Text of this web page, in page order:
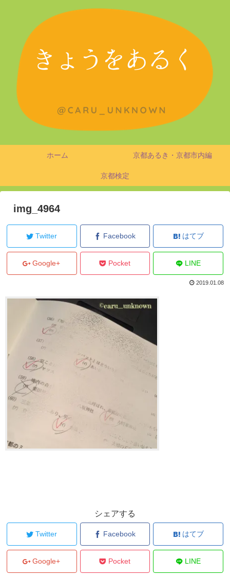
ホーム 京都あるき・京都市内編
京都検定
img_4964
Twitter Facebook はてブ
Google+ Pocket LINE
2019.01.08
シェアする
Twitter Facebook はてブ
Google+ Pocket LINE